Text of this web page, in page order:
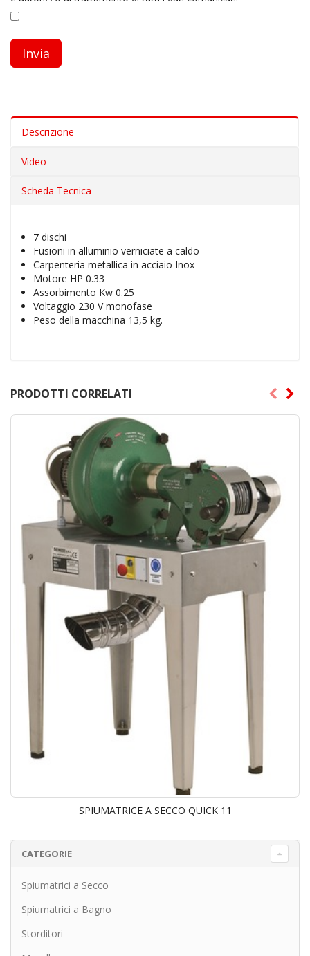
Descrizione
Video
Scheda Tecnica
7 dischi
Fusioni in alluminio verniciate a caldo
Carpenteria metallica in acciaio Inox
Motore HP 0.33
Assorbimento Kw 0.25
Voltaggio 230 V monofase
Peso della macchina 13,5 kg.
PRODOTTI CORRELATI
SPIUMATRICE A SECCO QUICK 11
CATEGORIE
Spiumatrici a Secco
Spiumatrici a Bagno
Storditori